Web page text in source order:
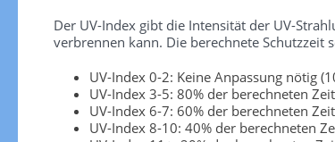
Der UV-Index gibt die Intensität der UV-
verbrennen kann. Die berechnete Schutzzeit
UV-Index 0-2: Keine Anpassung nötig
UV-Index 3-5: 80% der berechneten
UV-Index 6-7: 60% der berechneten
UV-Index 8-10: 40% der berechneten